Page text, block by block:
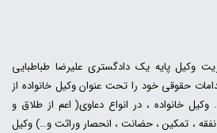
وکیل پایه یک دادگستری علیرضا طباطبایی
حقوقی خود را تحت عنوان وکیل خانواده از
خانواده ، در انواع دعاوی( اعم از طلاق و
نفقه ، تمکین ، حضانت ، انحصار وراثت و…) وکیل